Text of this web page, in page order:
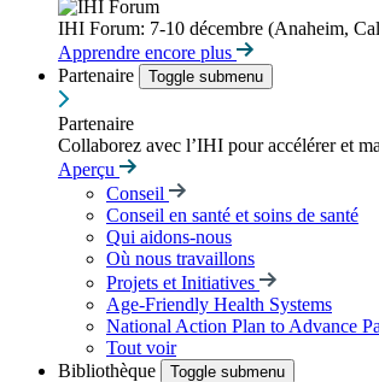
IHI Forum: 7-10 décembre (Anaheim,
Apprendre encore plus
Partenaire
Toggle submenu
Partenaire
Collaborez avec l’IHI pour accélérer et
Aperçu
Conseil
Conseil en santé et soins de santé
Qui aidons-nous
Où nous travaillons
Projets et Initiatives
Age-Friendly Health Systems
National Action Plan to Advance
Tout voir
Bibliothèque
Toggle submenu